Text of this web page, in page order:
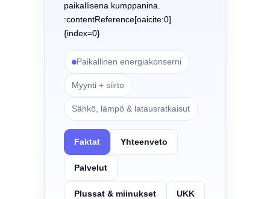
paikallisena kumppanina.
:contentReference[oaicite:0]
{index=0}
Paikallinen energiakonserni
Myynti + siirto
Sähkö, lämpö & latausratkaisut
Faktat Yhteenveto
Palvelut
Plussat & miinukset UKK